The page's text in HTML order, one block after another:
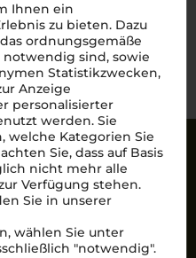
Ihnen ein
zu bieten. Dazu
ordnungsgemäße
sind, sowie
Statistikzwecken,
Anzeige
personalisierter
werden. Sie
welche Kategorien Sie
Sie, dass auf Basis
nicht mehr alle
Verfügung stehen.
Sie in unserer
wählen Sie unter
"notwendig".
Lebensmittel­angaben
Ihre Daten können
werden.